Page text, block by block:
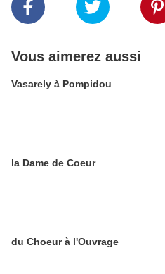
Vous aimerez aussi
Vasarely à Pompidou
la Dame de Coeur
du Choeur à l'Ouvrage